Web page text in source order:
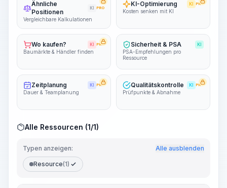
Ähnliche
Positionen
KI PRO
Vergleichbare Kalkulationen
KI-Optimierung KI PRO
Kosten senken mit KI
Wo kaufen? KI PRO
Baumärkte & Händler finden
Sicherheit & PSA KI
PSA-Empfehlungen pro
Ressource
Zeitplanung KI PRO
Dauer & Teamplanung
Qualitätskontrolle KI PRO
Prüfpunkte & Abnahme
Alle Ressourcen (1/1)
Typen anzeigen: Alle ausblenden
Resource(1)